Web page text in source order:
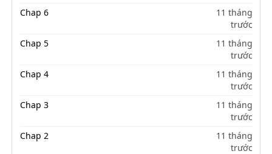
Chap 6
11 tháng
trước
Chap 5
11 tháng
trước
Chap 4
11 tháng
trước
Chap 3
11 tháng
trước
Chap 2
11 tháng
trước